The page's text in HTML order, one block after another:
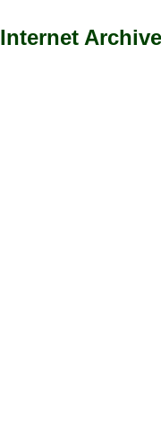
Internet Archive